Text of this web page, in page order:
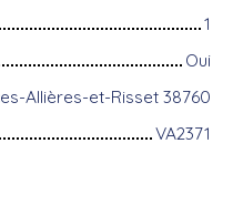
1
Oui
Allières-et-Risset 38760
VA2371